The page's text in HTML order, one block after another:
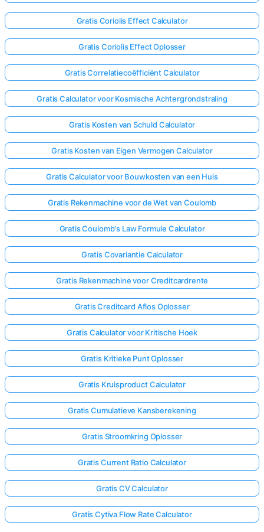
Gratis Coriolis Effect Calculator
Gratis Coriolis Effect Oplosser
Gratis Correlatiecoëfficiënt Calculator
Gratis Calculator voor Kosmische Achtergrondstraling
Gratis Kosten van Schuld Calculator
Gratis Kosten van Eigen Vermogen Calculator
Gratis Calculator voor Bouwkosten van een Huis
Gratis Rekenmachine voor de Wet van Coulomb
Gratis Coulomb's Law Formule Calculator
Gratis Covariantie Calculator
Gratis Rekenmachine voor Creditcardrente
Gratis Creditcard Aflos Oplosser
Gratis Calculator voor Kritische Hoek
Gratis Kritieke Punt Oplosser
Gratis Kruisproduct Calculator
Gratis Cumulatieve Kansberekening
Gratis Stroomkring Oplosser
Gratis Current Ratio Calculator
Gratis CV Calculator
Gratis Cytiva Flow Rate Calculator